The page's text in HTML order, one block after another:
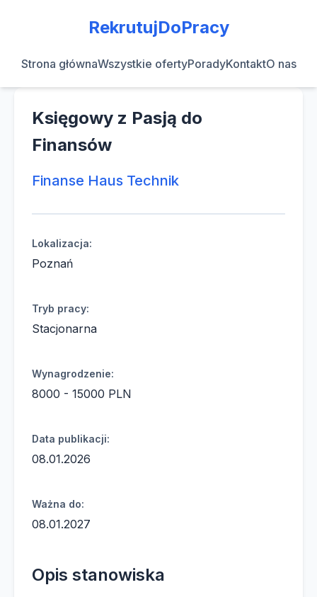
RekrutujDoPracy
Strona głównaWszystkie ofertyPoradyKontaktO nas
Księgowy z Pasją do
Finansów
Finanse Haus Technik
Lokalizacja:
Poznań
Tryb pracy:
Stacjonarna
Wynagrodzenie:
8000 - 15000 PLN
Data publikacji:
08.01.2026
Ważna do:
08.01.2027
Opis stanowiska